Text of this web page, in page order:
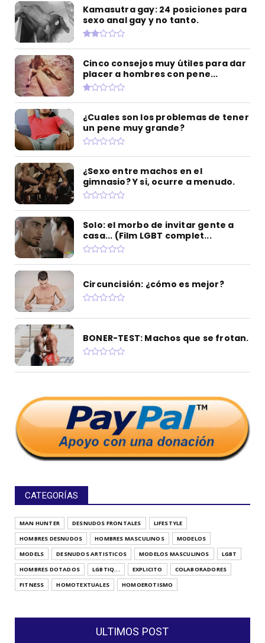
Kamasutra gay: 24 posiciones para
sexo anal gay y no tanto.
Cinco consejos muy útiles para dar
placer a hombres con pene...
¿Cuales son los problemas de tener
un pene muy grande?
¿Sexo entre machos en el
gimnasio? Y si, ocurre a menudo.
Solo: el morbo de invitar gente a
casa... (Film LGBT complet...
Circuncisión: ¿cómo es mejor?
BONER-TEST: Machos que se frotan.
CATEGORÍAS
MAN HUNTER DESNUDOS FRONTALES
LIFESTYLE
HOMBRES DESNUDOS
HOMBRES MASCULINOS
MODELOS
MODELS
DESNUDOS ARTISTICOS MODELOS MASCULINOS
LGBT
HOMBRES DOTADOS
LGBTIQ... EXPLICITO
COLABORADORES
FITNESS
HOMOTEXTUALES HOMOEROTISMO
ULTIMOS POST